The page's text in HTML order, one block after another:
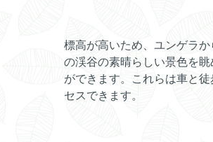
標高が高いため、ユンゲラか
の渓谷の素晴らしい景色を眺
ができます。これらは車と徒
セスできます。